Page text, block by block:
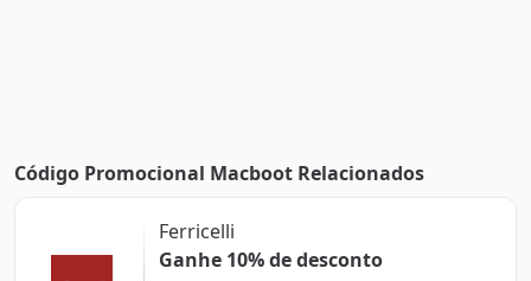
Código Promocional Macboot Relacionados
Ferricelli
Ganhe 10% de desconto